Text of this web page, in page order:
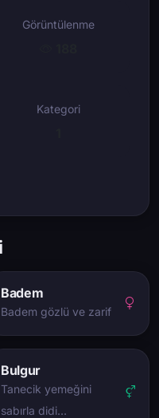
Görüntülenme
Kategori
Badem
Badem gözlü ve zarif
Bulgur
Tanecik yemeğini
sabırla didi…